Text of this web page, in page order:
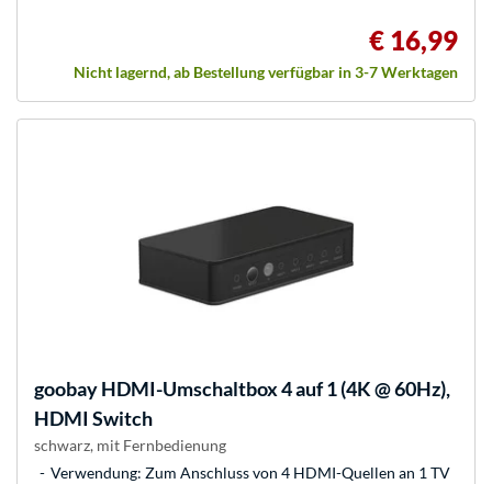
€ 16,99
Nicht lagernd, ab Bestellung verfügbar in 3-7 Werktagen
goobayHDMI-Umschaltbox 4 auf 1 (4K @ 60Hz),
HDMI Switch
schwarz, mit Fernbedienung
Verwendung: Zum Anschluss von 4 HDMI-Quellen an 1 TV